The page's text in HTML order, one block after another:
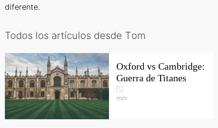
diferente.
Todos los artículos desde Тom
Oxford vs Cambridge:
Guerra de Titanes
min